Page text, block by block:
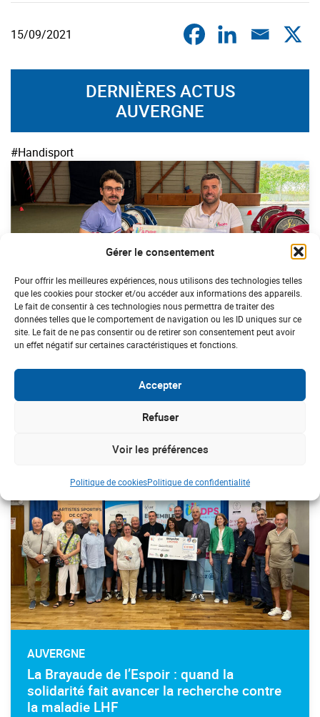
Gérer le consentement
Pour offrir les meilleures expériences, nous utilisons des technologies telles
que les cookies pour stocker et/ou accéder aux informations des appareils.
Le fait de consentir à ces technologies nous permettra de traiter des
données telles que le comportement de navigation ou les ID uniques sur ce
site. Le fait de ne pas consentir ou de retirer son consentement peut avoir
un effet négatif sur certaines caractéristiques et fonctions.
Accepter
Refuser
Voir les préférences
Politique de cookiesPolitique de confidentialité
15/09/2021
DERNIÈRES ACTUS
AUVERGNE
#Handisport
AUVERGNE
de sport pour sensibiliser au handicap
AUVERGNE
La Brayaude de l’Espoir : quand la
solidarité fait avancer la recherche contre
la maladie LHF